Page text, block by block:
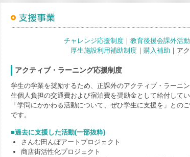
チャレンジ応援制度 ｜ 教育後援会課外活
厚生施設利用補助制度 ｜ 購入補助 ｜ア
アクティブ・ラーニング応援制度
学生の学業を奨励するため、正課外のアクティブ・ラーニ
生個人負担の交通費および宿泊費を奨励金として給付して
「学問にかかわる活動について、ぜひ学生に支援を」との
です。
■過去に支援した活動(一部抜粋)
さんむ田んぼアートプロジェクト
商店街活性化プロジェクト